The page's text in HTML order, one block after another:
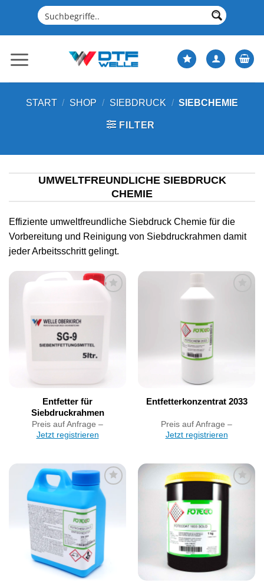
springen
START / SHOP / SIEBDRUCK / SIEBCHEMIE
FILTER
UMWELTFREUNDLICHE SIEBDRUCK
CHEMIE
Effiziente umweltfreundliche Siebdruck Chemie für die
Vorbereitung und Reinigung von Siebdruckrahmen damit
jeder Arbeitsschritt gelingt.
Entfetter für
Siebdruckrahmen
Preis auf Anfrage –
Jetzt registrieren
Entfetterkonzentrat 2033
Preis auf Anfrage –
Jetzt registrieren
Artikel
merken